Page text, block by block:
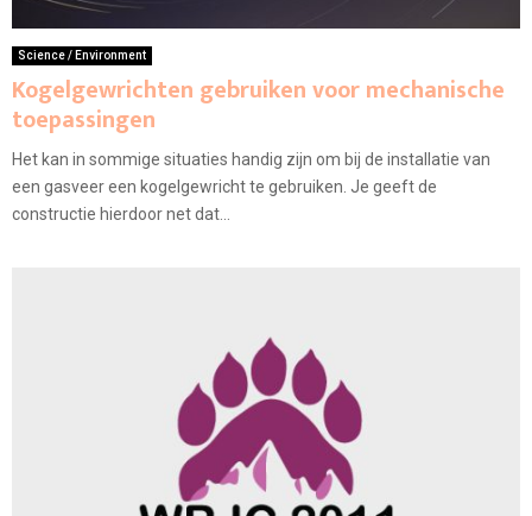
Science / Environment
Kogelgewrichten gebruiken voor mechanische
toepassingen
Het kan in sommige situaties handig zijn om bij de installatie van
een gasveer een kogelgewricht te gebruiken. Je geeft de
constructie hierdoor net dat...